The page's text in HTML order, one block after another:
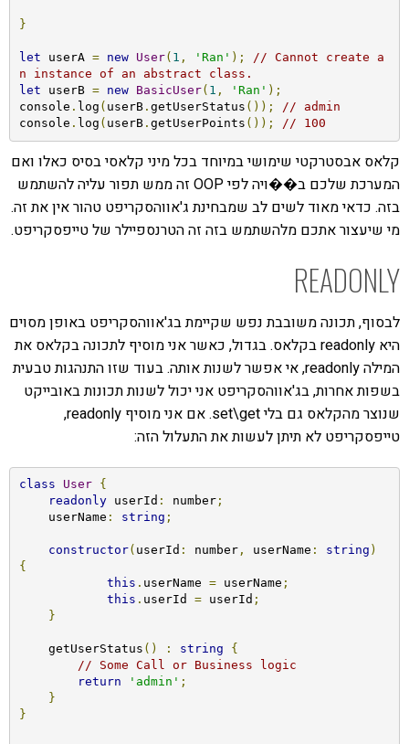
}
let userA = new User( 1 , 'Ran' );
// Cannot create a
n instance of an abstract class.
let userB = new BasicUser( 1 , 'Ran' );
console . log ( userB. getUserStatus ());
// admin
console . log ( userB. getUserPoints ()); // 100
קלאס אבסטרקטי שימושי במיוחד בכל מיני קלאסי בסיס כאלו ואם
המערכת שלכם ב��ויה לפי OOP זה ממש תפור עליה להשתמש
בזה. כדאי מאוד לשים לב שמבחינת ג'אווהסקריפט טהור אין את זה.
מי שיעצור אתכם מלהשתמש בזה זה הטרנספיילר של טייפסקריפט.
READONLY
לבסוף, תכונה משובבת נפש שקיימת בג'אווהסקריפט באופן מסוים
היא readonly בקלאס. בגדול, כאשר אני מוסיף לתכונה בקלאס את
המילה readonly, אי אפשר לשנות אותה. בעוד שזו התנהגות טבעית
בשפות אחרות, בג'אווהסקריפט אני יכול לשנות תכונות באובייקט
שנוצר מהקלאס גם בלי set\get. אם אני מוסיף readonly,
טייפסקריפט לא תיתן לעשות את התעלול הזה:
class User
{
readonly userId : number;
    userName
: string ;
constructor( userId : number, userName : string )
{
this . userName = userName ;
this . userId = userId ;
}
    getUserStatus
() : string
{
// Some Call or Business logic
return
'admin' ;
}
}